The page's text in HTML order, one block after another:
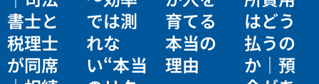
書士と
税理士
が同席
では測
れな
い“本当
育てる
本当の
理由
はどう
払うの
か｜預